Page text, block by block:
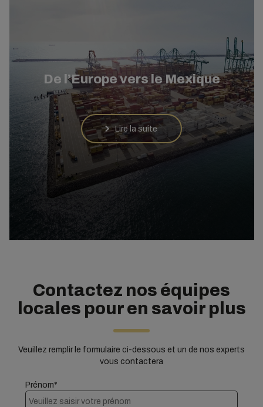
De l’Europe vers le Mexique
Lire la suite
Contactez nos équipes
locales pour en savoir plus
Veuillez remplir le formulaire ci-dessous et un de nos experts
vous contactera
Prénom*